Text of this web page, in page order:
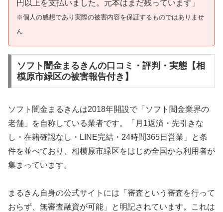
円以上を支払いました。元本はまだ残っています」
※個人の感想であり実際の被害内容を保証するものではありませ
ん
ソフト闇金まるきんの口コミ・評判・実態【相
模原市緑区の被害報告付き】
ソフト闇金まるきんは2018年開設で「ソフト闇金業界の
老舗」を自称している業者です。「月1返済・先引きな
し・在籍確認なし・LINE完結・24時間365日営業」と条
件を並べており、相模原市緑区をはじめ全国から利用者が
集まっています。
まるきん自身の公式サイトには「審査という審査を行って
おらず、無審査融資が可能」と明記されています。これは